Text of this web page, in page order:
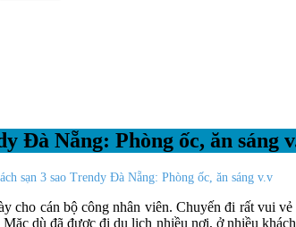
Đà Nẵng: Phòng ốc, ăn sáng
sạn 3 sao Trendy Đà Nẵng: Phòng ốc, ăn sáng v.v
cho cán bộ công nhân viên. Chuyến đi rất vui
Mặc dù đã được đi du lịch nhiều nơi, ở nhiều